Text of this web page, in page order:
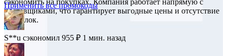
сэкономить на покупках. Компания работает напрямую с
поставщиками, что гарантирует выгодные цены и отсутствие
подделок.
Применить все промокоды
S**u сэкономил 955 ₽ 1 мин. назад